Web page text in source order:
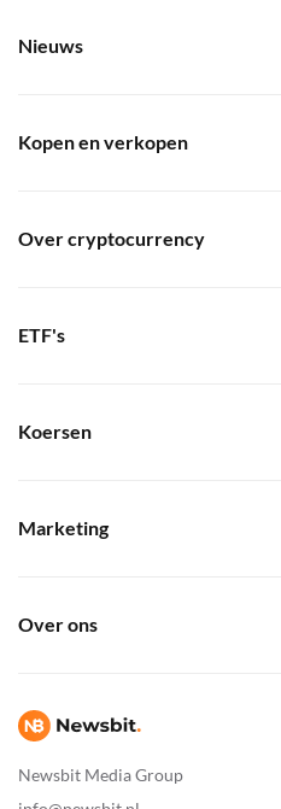
Newsbit Media Group
Nieuws
Kopen en verkopen
Over cryptocurrency
ETF's
Koersen
Marketing
Over ons